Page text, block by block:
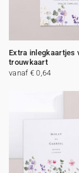
Extra inlegkaartjes
trouwkaart
vanaf € 0,64